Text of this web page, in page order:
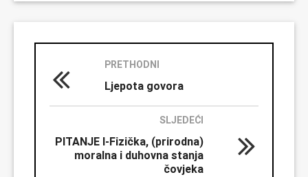
PRETHODNI
Ljepota govora
SLJEDEĆI
PITANJE I-Fizička, (prirodna)
moralna i duhovna stanja
čovjeka